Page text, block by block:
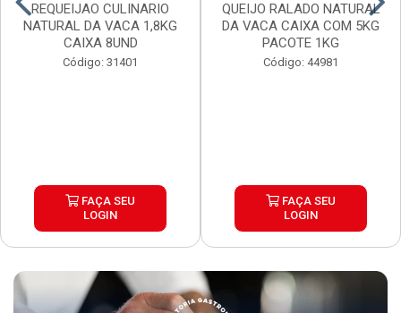
REQUEIJAO CULINARIO
NATURAL DA VACA 1,8KG
CAIXA 8UND
Código: 31401
FAÇA SEU
LOGIN
QUEIJO RALADO NATURAL
DA VACA CAIXA COM 5KG
PACOTE 1KG
Código: 44981
FAÇA SEU
LOGIN